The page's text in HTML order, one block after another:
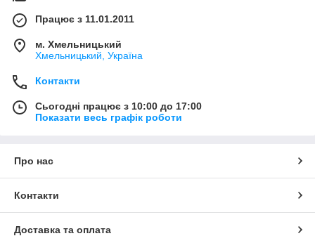
Працює з 11.01.2011
м. Хмельницький
Хмельницький, Україна
Контакти
Сьогодні працює з 10:00 до 17:00
Показати весь графік роботи
Про нас
Контакти
Доставка та оплата